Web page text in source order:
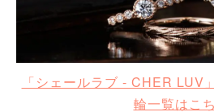
「シェールラブ - CHER LUV
輪一覧はこ